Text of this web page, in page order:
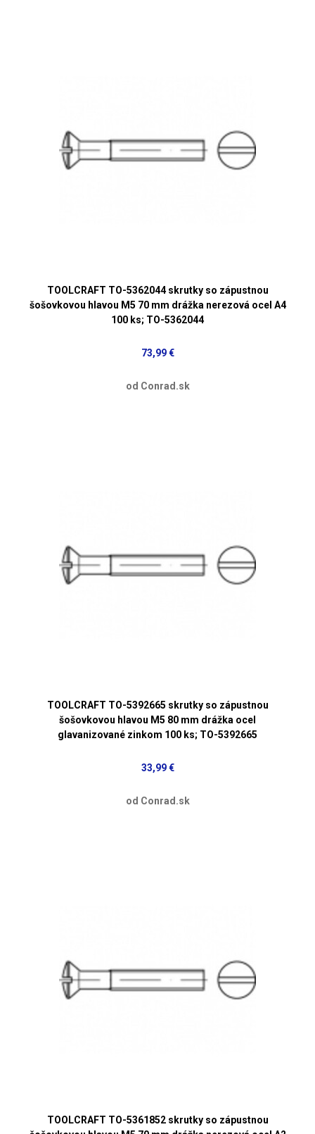
TOOLCRAFT TO-5362044 skrutky so zápustnou
šošovkovou hlavou M5 70 mm drážka nerezová ocel A4
100 ks; TO-5362044
73,99 €
od Conrad.sk
TOOLCRAFT TO-5392665 skrutky so zápustnou
šošovkovou hlavou M5 80 mm drážka ocel
glavanizované zinkom 100 ks; TO-5392665
33,99 €
od Conrad.sk
TOOLCRAFT TO-5361852 skrutky so zápustnou